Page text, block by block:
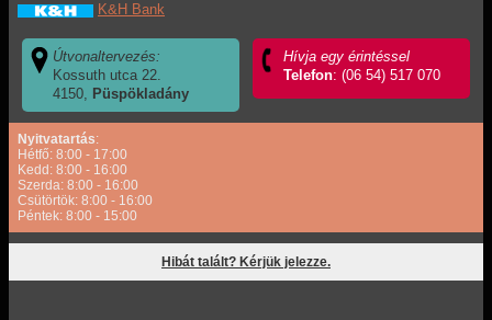
K&H Bank
Útvonaltervezés:
Kossuth utca 22.
4150, Püspökladány
Hívja egy érintéssel
Telefon: (06 54) 517 070
Nyitvatartás:
Hétfő: 8:00 - 17:00
Kedd: 8:00 - 16:00
Szerda: 8:00 - 16:00
Csütörtök: 8:00 - 16:00
Péntek: 8:00 - 15:00
Hibát talált? Kérjük jelezze.